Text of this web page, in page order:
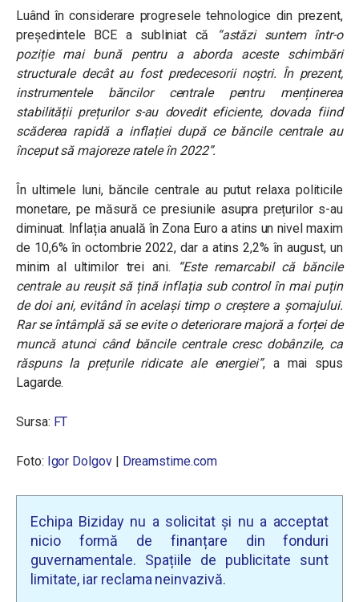
Luând în considerare progresele tehnologice din prezent,
președintele BCE a subliniat că
“astăzi suntem într-o
poziție mai bună pentru a aborda aceste schimbări
structurale decât au fost predecesorii noștri. În prezent,
instrumentele băncilor centrale pentru menținerea
stabilității prețurilor s-au dovedit eficiente, dovada fiind
scăderea rapidă a inflației după ce băncile centrale au
început să majoreze ratele în 2022”.
În ultimele luni, băncile centrale au putut relaxa politicile
monetare, pe măsură ce presiunile asupra prețurilor s-au
diminuat. Inflația anuală în Zona Euro a atins un nivel maxim
de 10,6% în octombrie 2022, dar a atins 2,2% în august, un
minim al ultimilor trei ani.
“Este remarcabil că băncile
centrale au reușit să țină inflația sub control în mai puțin
de doi ani, evitând în același timp o creștere a șomajului.
Rar se întâmplă să se evite o deteriorare majoră a forței de
muncă atunci când băncile centrale cresc dobânzile, ca
răspuns la prețurile ridicate ale energiei”, a mai spus
Lagarde.
Sursa: FT
Foto: Igor Dolgov| Dreamstime.com
Echipa Biziday nu a solicitat și nu a acceptat
nicio formă de finanțare din fonduri
guvernamentale. Spațiile de publicitate sunt
limitate, iar reclama neinvazivă.